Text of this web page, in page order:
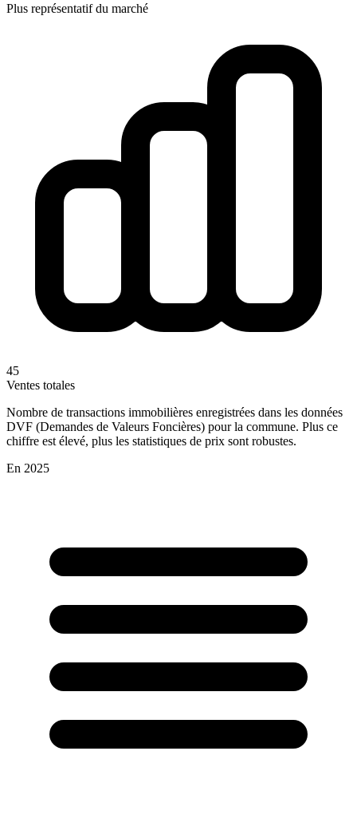
Plus représentatif du marché
45
Ventes totales
Nombre de transactions immobilières enregistrées dans les données
DVF (Demandes de Valeurs Foncières) pour la commune. Plus ce
chiffre est élevé, plus les statistiques de prix sont robustes.
En 2025